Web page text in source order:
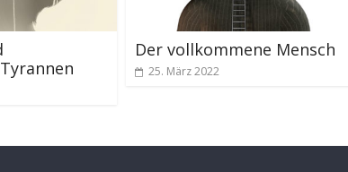
Der vollkommene Mensch
25. März 2022